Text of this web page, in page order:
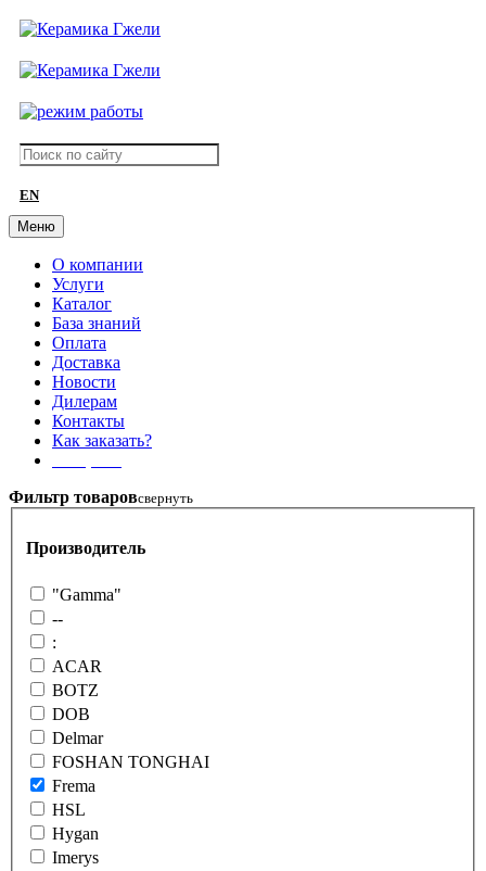
EN
Меню
О компании
Услуги
Каталог
База знаний
Оплата
Доставка
Новости
Дилерам
Контакты
Как заказать?
Фильтр товаровсвернуть
Производитель
"Gamma"
--
:
ACAR
BOTZ
DOB
Delmar
FOSHAN TONGHAI
Frema
HSL
Hygan
Imerys